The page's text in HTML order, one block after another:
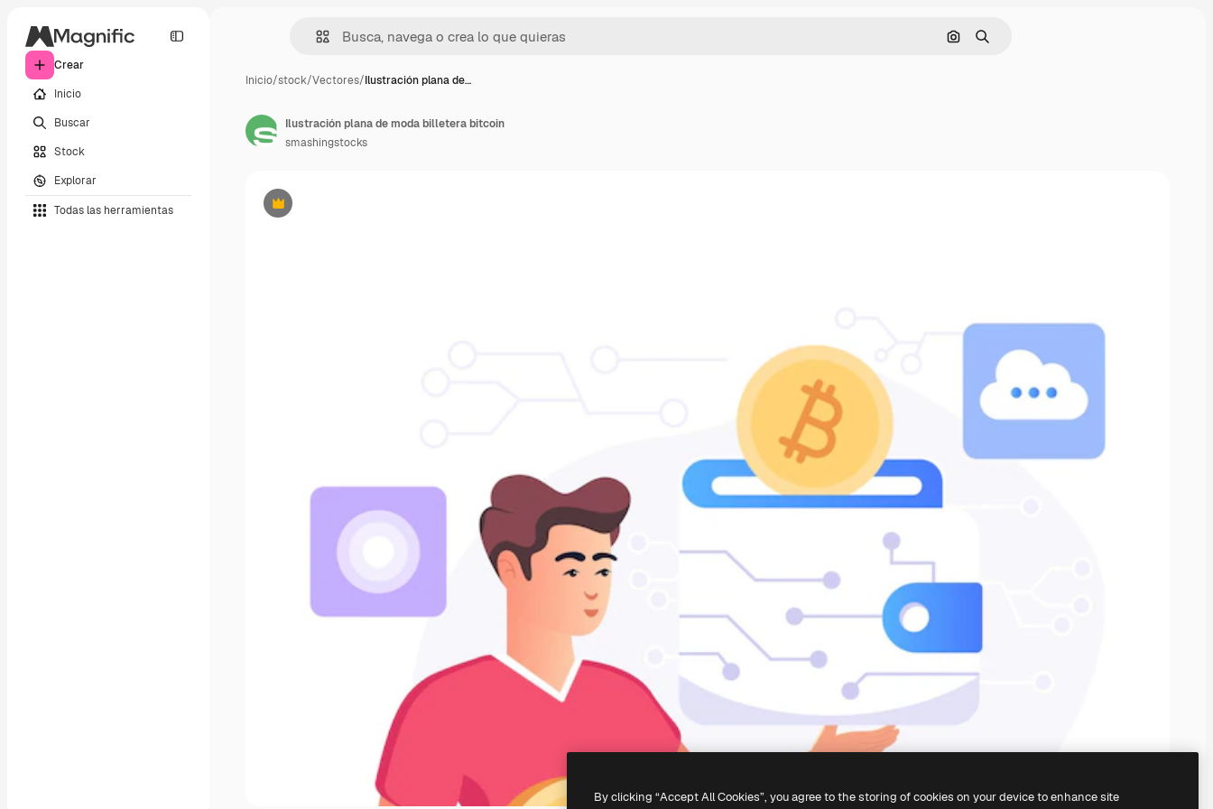
Crear
Inicio
Buscar
Stock
Explorar
Todas las herramientas
Buscar por imagen
Buscar
Inicio/stock/Vectores/Ilustración plana de…
Premium
Ilustración plana de moda billetera bitcoin
smashingstocks
By clicking “Accept All Cookies”, you agree to the storing of cookies on your device to enhance site